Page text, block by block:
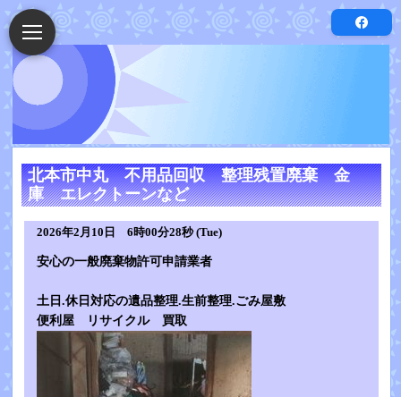
北本市中丸 不用品回収 整理残置廃棄 金
庫 エレクトーンなど
2026年2月10日 6時00分28秒 (Tue)
安心の一般廃棄物許可申請業者
土日.休日対応の遺品整理.生前整理.ごみ屋敷
便利屋 リサイクル 買取